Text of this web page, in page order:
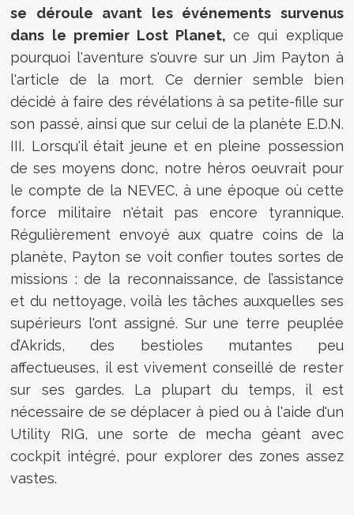
se déroule avant les événements survenus
dans le premier Lost Planet,ce qui explique
pourquoi l'aventure s'ouvre sur un Jim Payton à
l'article de la mort. Ce dernier semble bien
décidé à faire des révélations à sa petite-fille sur
son passé, ainsi que sur celui de la planète E.D.N.
III. Lorsqu'il était jeune et en pleine possession
de ses moyens donc, notre héros oeuvrait pour
le compte de la NEVEC, à une époque où cette
force militaire n'était pas encore tyrannique.
Régulièrement envoyé aux quatre coins de la
planète, Payton se voit confier toutes sortes de
missions : de la reconnaissance, de l’assistance
et du nettoyage, voilà les tâches auxquelles ses
supérieurs l'ont assigné. Sur une terre peuplée
d’Akrids, des bestioles mutantes peu
affectueuses, il est vivement conseillé de rester
sur ses gardes. La plupart du temps, il est
nécessaire de se déplacer à pied ou à l'aide d'un
Utility RIG, une sorte de mecha géant avec
cockpit intégré, pour explorer des zones assez
vastes.